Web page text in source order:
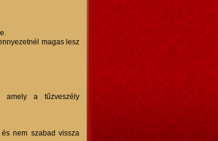
magas lesz
amely a tűzveszély
nem szabad vissza